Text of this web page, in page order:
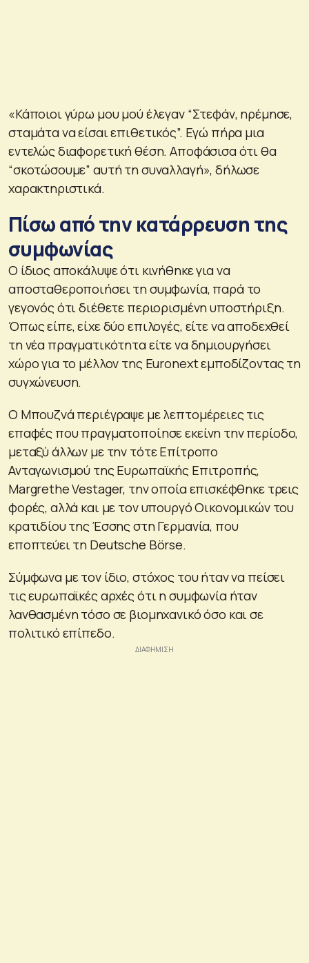
«Κάποιοι γύρω μου μού έλεγαν “Στεφάν, ηρέμησε,
σταμάτα να είσαι επιθετικός”. Εγώ πήρα μια
εντελώς διαφορετική θέση. Αποφάσισα ότι θα
“σκοτώσουμε” αυτή τη συναλλαγή», δήλωσε
χαρακτηριστικά.
Πίσω από την κατάρρευση της
συμφωνίας
Ο ίδιος αποκάλυψε ότι κινήθηκε για να
αποσταθεροποιήσει τη συμφωνία, παρά το
γεγονός ότι διέθετε περιορισμένη υποστήριξη.
Όπως είπε, είχε δύο επιλογές, είτε να αποδεχθεί
τη νέα πραγματικότητα είτε να δημιουργήσει
χώρο για το μέλλον της Euronext εμποδίζοντας τη
συγχώνευση.
Ο Μπουζνά περιέγραψε με λεπτομέρειες τις
επαφές που πραγματοποίησε εκείνη την περίοδο,
μεταξύ άλλων με την τότε Επίτροπο
Ανταγωνισμού της Ευρωπαϊκής Επιτροπής,
Margrethe Vestager, την οποία επισκέφθηκε τρεις
φορές, αλλά και με τον υπουργό Οικονομικών του
κρατιδίου της Έσσης στη Γερμανία, που
εποπτεύει τη Deutsche Börse.
Σύμφωνα με τον ίδιο, στόχος του ήταν να πείσει
τις ευρωπαϊκές αρχές ότι η συμφωνία ήταν
λανθασμένη τόσο σε βιομηχανικό όσο και σε
πολιτικό επίπεδο.